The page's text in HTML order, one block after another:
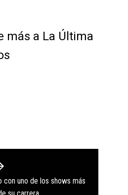
más a La Última
con uno de los shows más